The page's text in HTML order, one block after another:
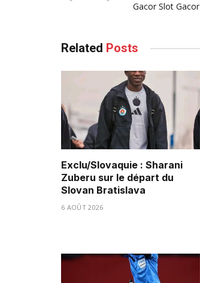
Gacor Slot Gacor
Related Posts
Exclu/Slovaquie : Sharani
Zuberu sur le départ du
Slovan Bratislava
6 AOÛT 2026